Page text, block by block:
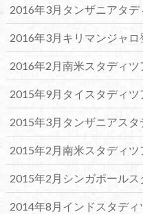
2016年3月タンザニアタデ
2016年3月キリマンジャ
2016年2月南米スタディツ
2015年9月タイスタディツ
2015年3月タンザニアスタ
2015年2月南米スタディツ
2015年2月シンガポールス
2014年8月インドスタディ